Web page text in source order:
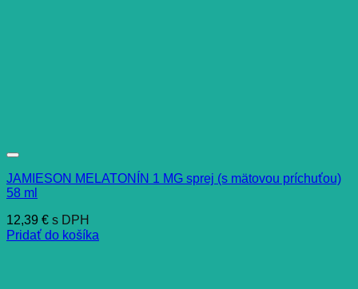
JAMIESON MELATONÍN 1 MG sprej (s mätovou príchuťou)
58 ml
12,39 € s DPH
Pridať do košíka